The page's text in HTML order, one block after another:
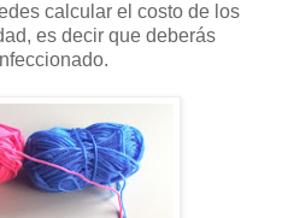
calcular el costo de los
es decir que deberás